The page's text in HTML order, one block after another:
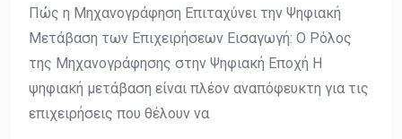
Πώς η Μηχανογράφηση Επιταχύνει την Ψηφιακή
Μετάβαση των Επιχειρήσεων Εισαγωγή: Ο Ρόλος
της Μηχανογράφησης στην Ψηφιακή Εποχή Η
ψηφιακή μετάβαση είναι πλέον αναπόφευκτη για τις
επιχειρήσεις που θέλουν να